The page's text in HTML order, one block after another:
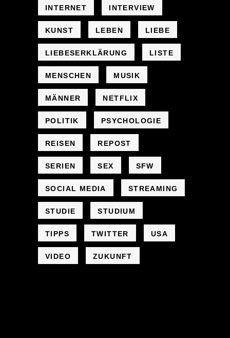
INTERNET INTERVIEW
KUNST LEBEN LIEBE
LIEBESERKLÄRUNG LISTE
MENSCHEN MUSIK
MÄNNER NETFLIX
POLITIK PSYCHOLOGIE
REISEN REPOST
SERIEN SEX SFW
SOCIAL MEDIA STREAMING
STUDIE STUDIUM
TIPPS TWITTER USA
VIDEO ZUKUNFT